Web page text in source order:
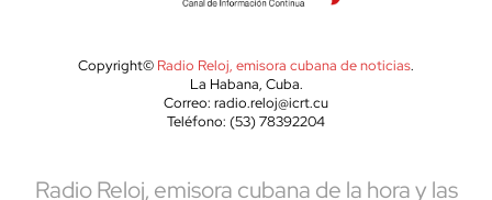
Copyright© Radio Reloj, emisora cubana de noticias.
La Habana, Cuba.
Correo: radio.reloj@icrt.cu
Teléfono: (53) 78392204
Radio Reloj, emisora cubana de la hora y las